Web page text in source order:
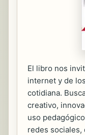
El libro nos
internet y de
cotidiana.
creativo,
uso
redes sociales,